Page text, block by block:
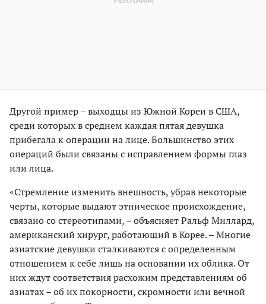
Другой пример – выходцы из Южной Кореи в США,
среди которых в среднем каждая пятая девушка
прибегала к операции на лице. Большинство этих
операций были связаны с исправлением формы глаз
или лица.
«Стремление изменить внешность, убрав некоторые
черты, которые выдают этническое происхождение,
связано со стереотипами, – объясняет Ральф Миллард,
американский хирург, работающий в Корее. – Многие
азиатские девушки сталкиваются с определенным
отношением к себе лишь на основании их облика. От
них ждут соответствия расхожим представлениям об
азиатах – об их покорности, скромности или вечной